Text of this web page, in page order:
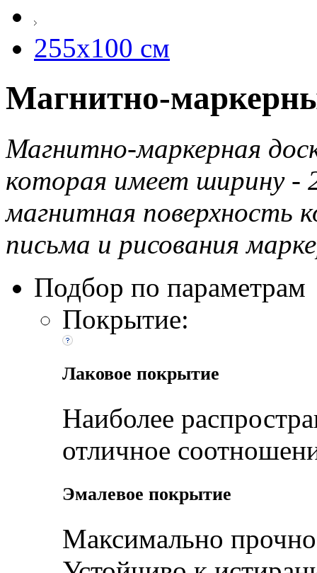
255х100 см
Магнитно-
Магнитно-маркерная
которая имеет ширину -
магнитная поверхность
письма и рисования
Подбор по параметрам
Покрытие:
Лаковое покрытие
Наиболее
отличное
Эмалевое покрытие
Максимально